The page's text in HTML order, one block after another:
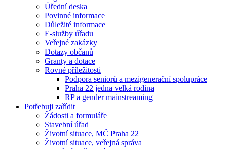
Úřední deska
Povinné informace
Důležité informace
E-služby úřadu
Veřejné zakázky
Dotazy občanů
Granty a dotace
Rovné příležitosti
Podpora seniorů a mezigenerační spolupráce
Praha 22 jedna velká rodina
RP a gender mainstreaming
Potřebuji zařídit
Žádosti a formuláře
Stavební úřad
Životní situace, MČ Praha 22
Životní situace, veřejná správa